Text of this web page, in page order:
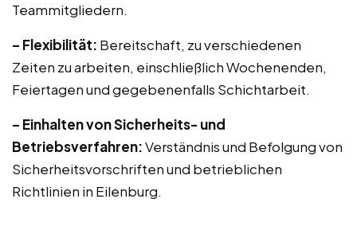
Teammitgliedern.
– Flexibilität: Bereitschaft, zu verschiedenen
Zeiten zu arbeiten, einschließlich Wochenenden,
Feiertagen und gegebenenfalls Schichtarbeit.
– Einhalten von Sicherheits- und
Betriebsverfahren:Verständnis und Befolgung von
Sicherheitsvorschriften und betrieblichen
Richtlinien in Eilenburg.